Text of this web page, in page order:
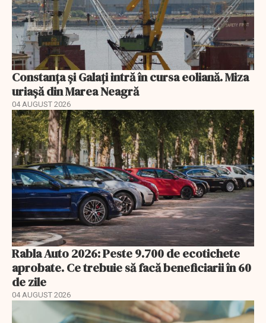
Constanța și Galați intră în cursa eoliană. Miza
uriașă din Marea Neagră
04 AUGUST 2026
Rabla Auto 2026: Peste 9.700 de ecotichete
aprobate. Ce trebuie să facă beneficiarii în 60
de zile
04 AUGUST 2026